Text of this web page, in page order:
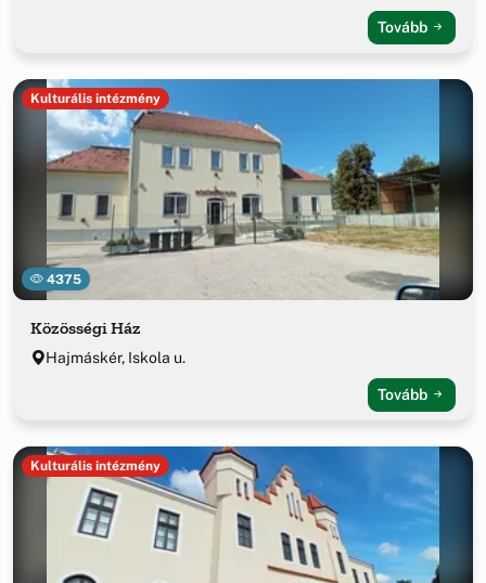
Tovább
4375
Kulturális intézmény
Közösségi Ház
Hajmáskér, Iskola u.
Tovább
Kulturális intézmény